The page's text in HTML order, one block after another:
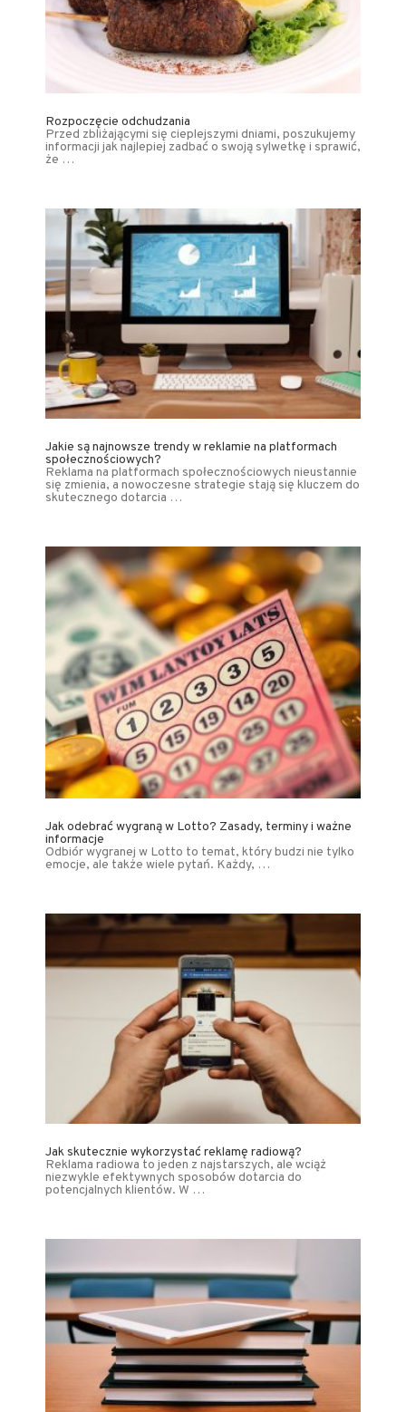
Rozpoczęcie odchudzania
Przed zbliżającymi się cieplejszymi dniami, poszukujemy
informacji jak najlepiej zadbać o swoją sylwetkę i sprawić,
że …
Jakie są najnowsze trendy w reklamie na platformach
społecznościowych?
Reklama na platformach społecznościowych nieustannie
się zmienia, a nowoczesne strategie stają się kluczem do
skutecznego dotarcia …
Jak odebrać wygraną w Lotto? Zasady, terminy i ważne
informacje
Odbiór wygranej w Lotto to temat, który budzi nie tylko
emocje, ale także wiele pytań. Każdy, …
Jak skutecznie wykorzystać reklamę radiową?
Reklama radiowa to jeden z najstarszych, ale wciąż
niezwykle efektywnych sposobów dotarcia do
potencjalnych klientów. W …